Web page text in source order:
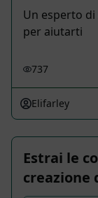
Un esperto
per aiutarti
737
Elifarley
Estrai le
creazione